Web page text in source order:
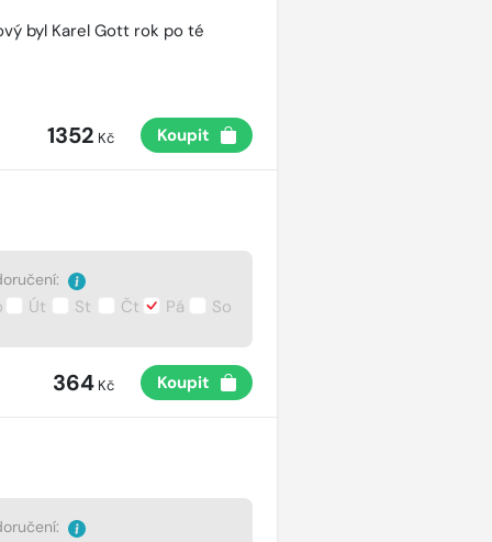
byl Karel Gott rok po té
1352 Kč Koupit
Út St Čt Pá So
364Kč Koupit